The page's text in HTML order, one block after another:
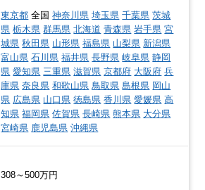
東京都 全国神奈川県 埼玉県 千葉県 茨城
県 栃木県 群馬県 北海道 青森県 岩手県 宮
城県 秋田県 山形県 福島県 山梨県 新潟県
富山県 石川県 福井県 長野県 岐阜県 静岡
県 愛知県 三重県 滋賀県 京都府 大阪府 兵
庫県 奈良県 和歌山県 鳥取県 島根県 岡山
県 広島県 山口県 徳島県 香川県 愛媛県 高
知県 福岡県 佐賀県 長崎県 熊本県 大分県
宮崎県 鹿児島県 沖縄県
308～500万円